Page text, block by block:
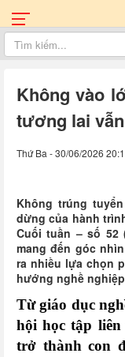
Không vào
tương lai
Thứ Ba - 30/06/2026
Không trúng
dừng của hành
Cuối tuần – số 52
mang đến góc
ra nhiều lựa chọn
hướng nghề
Từ giáo dục
hội học tập
trở thành con